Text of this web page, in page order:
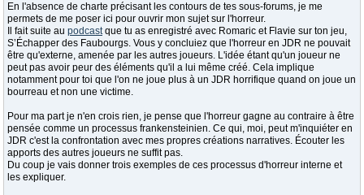
En l'absence de charte précisant les contours de tes sous-forums, je me
permets de me poser ici pour ouvrir mon sujet sur l'horreur.
Il fait suite au podcastque tu as enregistré avec Romaric et Flavie sur ton jeu,
S’Échapper des Faubourgs. Vous y concluiez que l'horreur en JDR ne pouvait
être qu'externe, amenée par les autres joueurs. L'idée étant qu'un joueur ne
peut pas avoir peur des éléments qu'il a lui même créé. Cela implique
notamment pour toi que l'on ne joue plus à un JDR horrifique quand on joue un
bourreau et non une victime.
Pour ma part je n'en crois rien, je pense que l'horreur gagne au contraire à être
pensée comme un processus frankensteinien. Ce qui, moi, peut m'inquiéter en
JDR c'est la confrontation avec mes propres créations narratives. Écouter les
apports des autres joueurs ne suffit pas.
Du coup je vais donner trois exemples de ces processus d'horreur interne et
les expliquer.